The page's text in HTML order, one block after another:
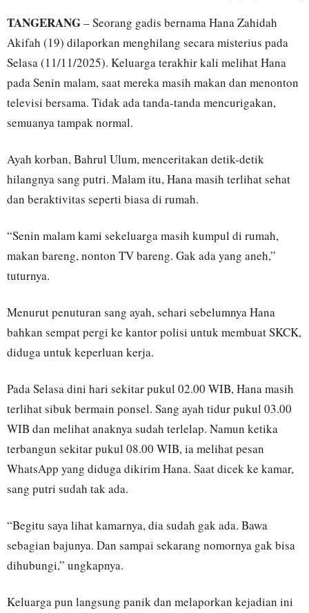
TANGERANG– Seorang gadis bernama Hana Zahidah
Akifah (19) dilaporkan menghilang secara misterius pada
Selasa (11/11/2025). Keluarga terakhir kali melihat Hana
pada Senin malam, saat mereka masih makan dan menonton
televisi bersama. Tidak ada tanda-tanda mencurigakan,
semuanya tampak normal.
Ayah korban, Bahrul Ulum, menceritakan detik-detik
hilangnya sang putri. Malam itu, Hana masih terlihat sehat
dan beraktivitas seperti biasa di rumah.
“Senin malam kami sekeluarga masih kumpul di rumah,
makan bareng, nonton TV bareng. Gak ada yang aneh,”
tuturnya.
Menurut penuturan sang ayah, sehari sebelumnya Hana
bahkan sempat pergi ke kantor polisi untuk membuat SKCK,
diduga untuk keperluan kerja.
Pada Selasa dini hari sekitar pukul 02.00 WIB, Hana masih
terlihat sibuk bermain ponsel. Sang ayah tidur pukul 03.00
WIB dan melihat anaknya sudah terlelap. Namun ketika
terbangun sekitar pukul 08.00 WIB, ia melihat pesan
WhatsApp yang diduga dikirim Hana. Saat dicek ke kamar,
sang putri sudah tak ada.
“Begitu saya lihat kamarnya, dia sudah gak ada. Bawa
sebagian bajunya. Dan sampai sekarang nomornya gak bisa
dihubungi,” ungkapnya.
Keluarga pun langsung panik dan melaporkan kejadian ini